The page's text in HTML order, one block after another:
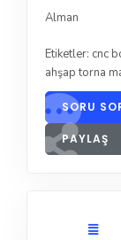
Alman
Etiketler: cnc
ahşap torna
SORU
PAYLAŞ